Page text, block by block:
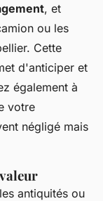
, et
ou les
Cette
d'anticiper et
également à
votre
négligé mais
antiquités ou